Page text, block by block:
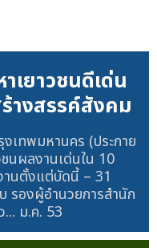
เยาวชนดีเด่น
างสรรค์สังคม
เทพมหานคร (ประกาย
นผลงานเด่นใน 10
านตั้งแต่บัดนี้ – 31
รองผู้อำนวยการสำนัก
ม.ค. 53